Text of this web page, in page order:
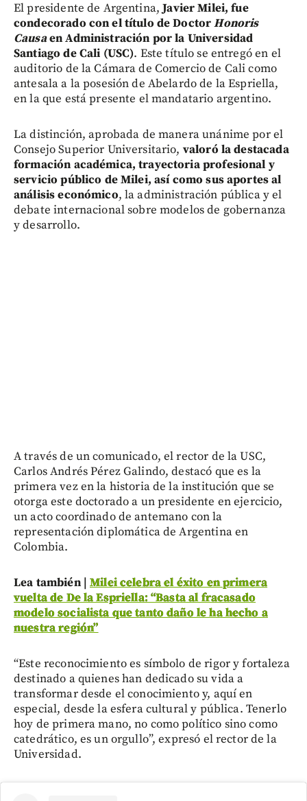
El presidente de Argentina,Javier Milei, fue
condecorado con el título de DoctorHonoris
Causaen Administración por la Universidad
Santiago de Cali (USC). Este título se entregó en el
auditorio de la Cámara de Comercio de Cali como
antesala a la posesión de Abelardo de la Espriella,
en la que está presente el mandatario argentino.
La distinción, aprobada de manera unánime por el
Consejo Superior Universitario, valoró la destacada
formación académica, trayectoria profesional y
servicio público de Milei, así como sus aportes al
análisis económico, la administración pública y el
debate internacional sobre modelos de gobernanza
y desarrollo.
A través de un comunicado, el rector de la USC,
Carlos Andrés Pérez Galindo, destacó que es la
primera vez en la historia de la institución que se
otorga este doctorado a un presidente en ejercicio,
un acto coordinado de antemano con la
representación diplomática de Argentina en
Colombia.
Lea también |Milei celebra el éxito en primera
vuelta de De la Espriella: “Basta al fracasado
modelo socialista que tanto daño le ha hecho a
nuestra región”
“Este reconocimiento es símbolo de rigor y fortaleza
destinado a quienes han dedicado su vida a
transformar desde el conocimiento y, aquí en
especial, desde la esfera cultural y pública. Tenerlo
hoy de primera mano, no como político sino como
catedrático, es un orgullo”, expresó el rector de la
Universidad.